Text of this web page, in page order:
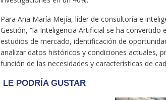
Para Ana María Mejía, líder de consultoría e
Gestión, “la Inteligencia Artificial se ha
estudios de mercado, identificación de
analizar datos históricos y condiciones actuales,
función de las necesidades y características de